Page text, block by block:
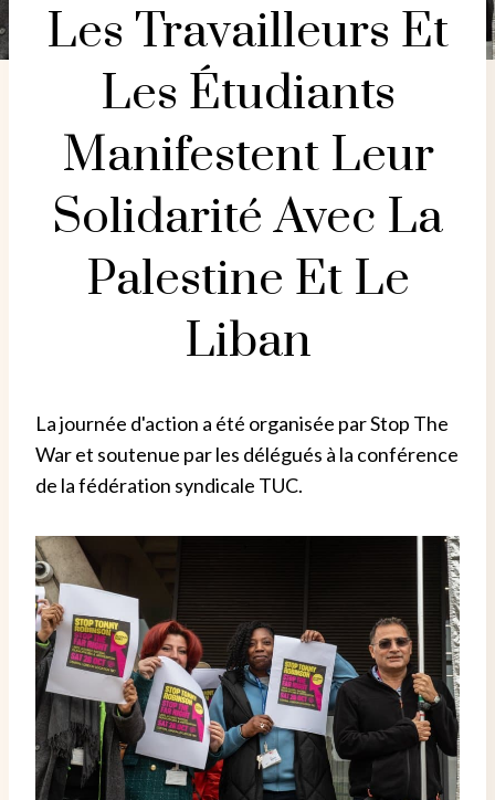
Les Travailleurs Et
Les Étudiants
Manifestent Leur
Solidarité Avec La
Palestine Et Le
Liban
La journée d'action a été organisée par Stop The
War et soutenue par les délégués à la conférence
de la fédération syndicale TUC.